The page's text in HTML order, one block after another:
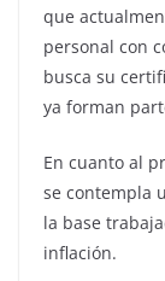
que
personal con
busca su
ya forman
En cuanto al
se contempla
la base
inflación.